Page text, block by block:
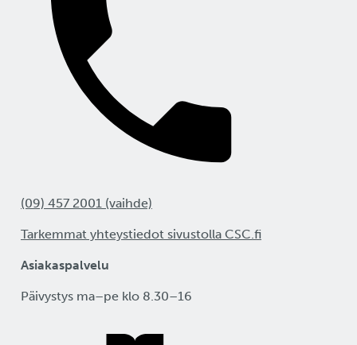
(09) 457 2001 (vaihde)
Tarkemmat yhteystiedot sivustolla CSC.fi
Asiakaspalvelu
Päivystys ma–pe klo 8.30–16